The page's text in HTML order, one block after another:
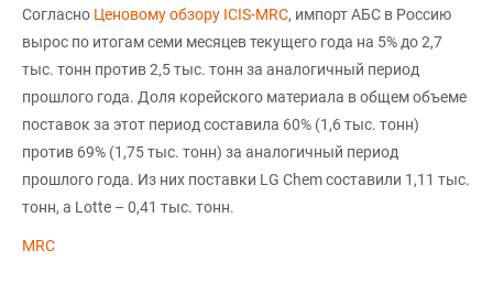
Согласно Ценовому обзору ICIS-MRC, импорт АБС в Россию
вырос по итогам семи месяцев текущего года на 5% до 2,7
тыс. тонн против 2,5 тыс. тонн за аналогичный период
прошлого года. Доля корейского материала в общем объеме
поставок за этот период составила 60% (1,6 тыс. тонн)
против 69% (1,75 тыс. тонн) за аналогичный период
прошлого года. Из них поставки LG Chem составили 1,11 тыс.
тонн, а Lotte – 0,41 тыс. тонн.
MRC